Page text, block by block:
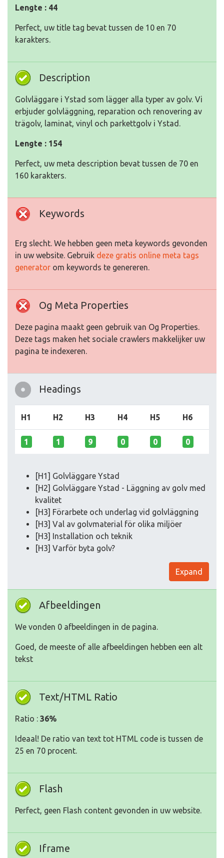
Lengte : 44
Perfect, uw title tag bevat tussen de 10 en 70
karakters.
Description
Golvläggare i Ystad som lägger alla typer av golv. Vi
erbjuder golvläggning, reparation och renovering av
trägolv, laminat, vinyl och parkettgolv i Ystad.
Lengte : 154
Perfect, uw meta description bevat tussen de 70 en
160 karakters.
Keywords
Erg slecht. We hebben geen meta keywords gevonden
in uw website. Gebruik deze gratis online meta tags
generator om keywords te genereren.
Og Meta Properties
Deze pagina maakt geen gebruik van Og Properties.
Deze tags maken het sociale crawlers makkelijker uw
pagina te indexeren.
Headings
H1 H2 H3 H4 H5 H6
1 1 9 0 0 0
[H1] Golvläggare Ystad
[H2] Golvläggare Ystad - Läggning av golv med
kvalitet
[H3] Förarbete och underlag vid golvläggning
[H3] Val av golvmaterial för olika miljöer
[H3] Installation och teknik
[H3] Varför byta golv?
Expand
Afbeeldingen
We vonden 0 afbeeldingen in de pagina.
Goed, de meeste of alle afbeeldingen hebben een alt
tekst
Text/HTML Ratio
Ratio : 36%
Ideaal! De ratio van text tot HTML code is tussen de
25 en 70 procent.
Flash
Perfect, geen Flash content gevonden in uw website.
Iframe